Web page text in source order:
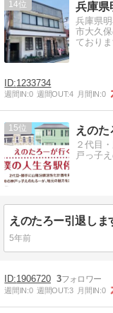
14 兵庫県
兵庫県
市大久
ており
1233734
週間IN:0 週間OUT:4 月間IN:0
15 えの
２代目
戸っ子
5年前
1906720 3
週間IN:0 週間OUT:3 月間IN:0